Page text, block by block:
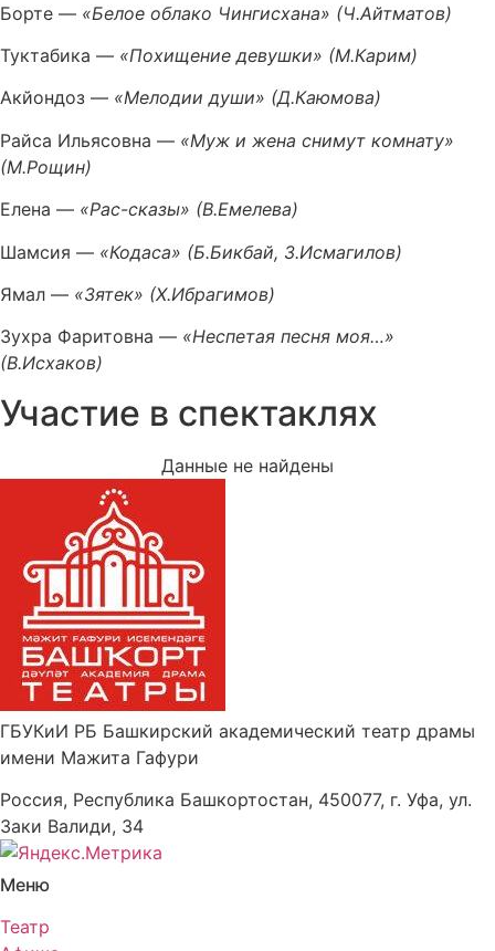
Борте — «Белое облако Чингисхана» (Ч.Айтматов)
Туктабика — «Похищение девушки» (М.Карим)
Акйондоз — «Мелодии души» (Д.Каюмова)
Райса Ильясовна — «Муж и жена снимут комнату»
(М.Рощин)
Елена — «Рас-сказы» (В.Емелева)
Шамсия — «Кодаса» (Б.Бикбай, З.Исмагилов)
Ямал — «Зятек» (Х.Ибрагимов)
Зухра Фаритовна — «Неспетая песня моя…»
(В.Исхаков)
Участие в спектаклях
Данные не найдены
ГБУКиИ РБ Башкирский академический театр драмы
имени Мажита Гафури
Россия, Республика Башкортостан, 450077, г. Уфа, ул.
Заки Валиди, 34
Меню
Театр